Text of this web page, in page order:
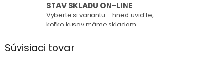
STAV SKLADU ON-LINE
Vyberte si variantu – hneď uvidíte,
koľko kusov máme skladom
Súvisiaci tovar